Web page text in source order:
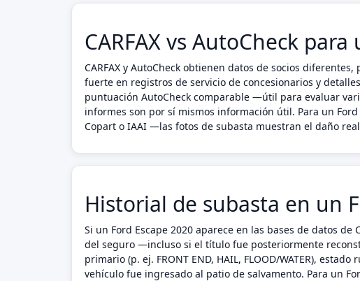
CARFAX vs AutoCheck
CARFAX y AutoCheck obtienen datos de socios
fuerte en registros de servicio de concesionarios y
puntuación AutoCheck comparable —útil para evaluar
informes son por sí mismos información útil. Para un
Copart o IAAI —las fotos de subasta muestran el daño
Historial de subasta en un
Si un Ford Escape 2020 aparece en las bases de datos
del seguro —incluso si el título fue posteriormente
primario (p. ej. FRONT END, HAIL, FLOOD/WATER),
vehículo fue ingresado al patio de salvamento. Para un